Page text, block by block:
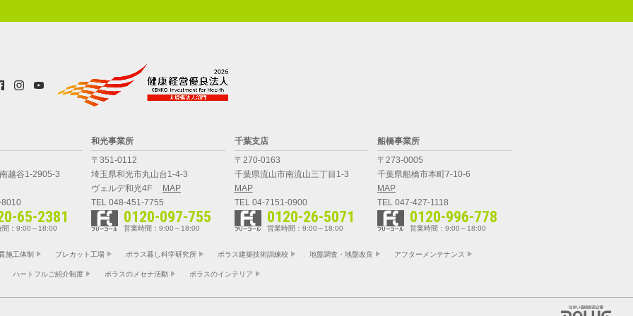
越谷1-2905-3
65-2381
間：9:00～18:00
和光事業所
〒351-0112
埼玉県和光市丸山台1-4-3
ヴェルデ和光4F
MAP
TEL 048-451-7755
0120-097-755
営業時間：9:00～18:00
千葉支店
〒270-0163
千葉県流山市南流山三丁目1-3
MAP
TEL 04-7151-0900
0120-26-5071
営業時間：9:00～18:00
船橋事業所
〒273-0005
千葉県船橋市本町7-10-6
MAP
TEL 047-427-1118
0120-996-778
営業時間：9:00～18:00
施工体制 プレカット工場 ポラス暮し科学研究所 ポラス建築技術訓練校 地盤調査・地盤改良 アフターメンテナンス
ハートフルご紹介制度 ポラスのメセナ活動 ポラスのインテリア